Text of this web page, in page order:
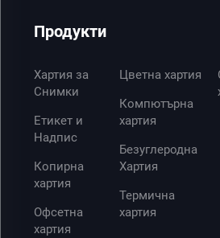
Продукти
Хартия за
Снимки
Етикет и
Надпис
Копирна
хартия
Офсетна
хартия
Цветна хартия
Компютърна
хартия
Безуглеродна
Хартия
Термична
хартия